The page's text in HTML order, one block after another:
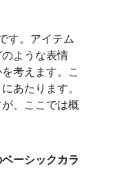
す。アイテム
ような表情
考えます。こ
あたります。
、ここでは概
ーシックカラ